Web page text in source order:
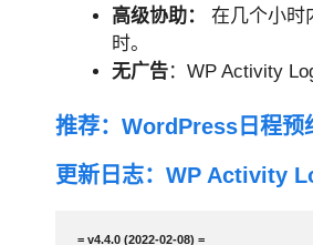
高级协助：
在几个小时
时。
无广告：WP Activity
推荐： WordPress日程
更新日志：WP Activity